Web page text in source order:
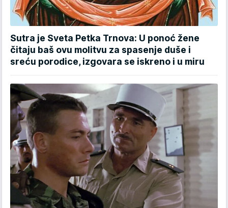
Sutra je Sveta Petka Trnova: U ponoć žene
čitaju baš ovu molitvu za spasenje duše i
sreću porodice, izgovara se iskreno i u miru